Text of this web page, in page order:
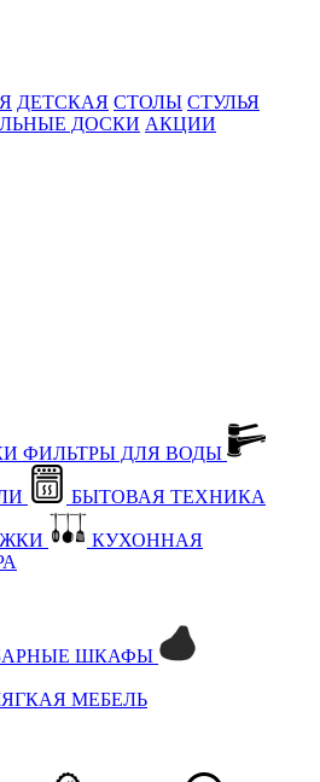
ДЕТСКАЯ СТОЛЫ СТУЛЬЯ
ДОСКИ АКЦИИ
ФИЛЬТРЫ ДЛЯ ВОДЫ
БЫТОВАЯ ТЕХНИКА
КУХОННАЯ
ШКАФЫ
МЕБЕЛЬ